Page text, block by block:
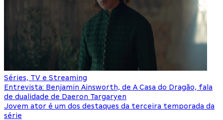
Séries, TV e Streaming
Entrevista: Benjamin Ainsworth, de A Casa do Dragão, fala
de dualidade de Daeron Targaryen
Jovem ator é um dos destaques da terceira temporada da
série